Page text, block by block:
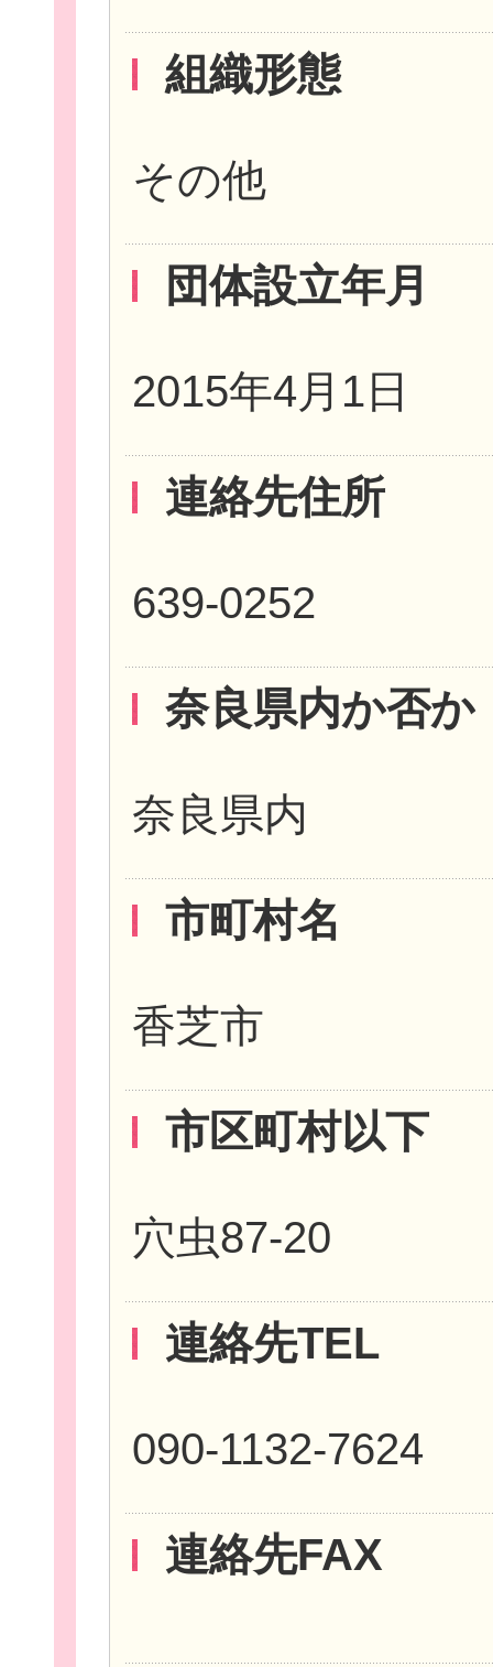
相談窓口一覧
新規登
組織形態
その他
団体設立年月
2015年4月1日
連絡先住所
639-0252
奈良県内か否か
奈良県内
市町村名
香芝市
市区町村以下
穴虫87-20
連絡先TEL
090-1132-7624
連絡先FAX